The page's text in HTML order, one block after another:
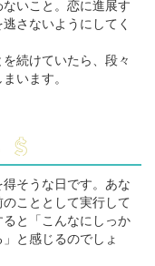
いこと。恋に進展す
さないようにしてく
続けていたら、段々
います。
そうな日です。あな
こととして実行して
と「こんなにしっか
と感じるのでしょ